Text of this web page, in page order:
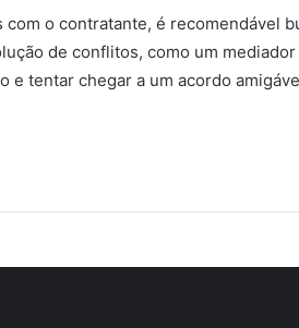
o contratante, é recomendável
de conflitos, como um
e tentar chegar a um acordo